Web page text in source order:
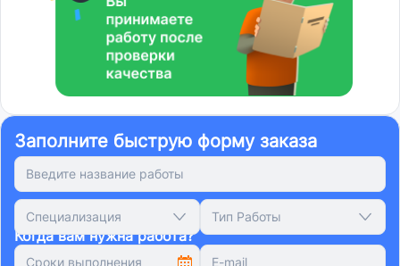
Заполните быструю форму заказа
Специализация Тип Работы
Когда вам нужна работа?